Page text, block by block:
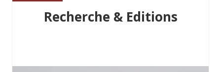
Recherche & Editions